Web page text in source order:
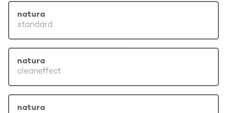
natura
standard
natura
cleaneffect
natura